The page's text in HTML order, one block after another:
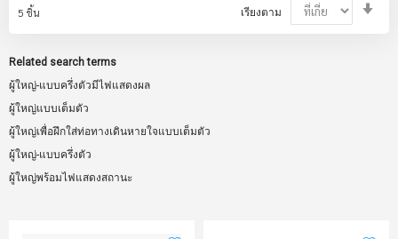
5 ชิ้น เรียงตาม
Related search terms
ผู้ใหญ่-แบบครึ่งตัวมีไฟแสดงผล
ผู้ใหญ่แบบเต็มตัว
ผู้ใหญ่เพื่อฝึกใส่ท่อทางเดินหายใจแบบเต็มตัว
ผู้ใหญ่-แบบครึ่งตัว
ผู้ใหญ่พร้อมไฟแสดงสถานะ